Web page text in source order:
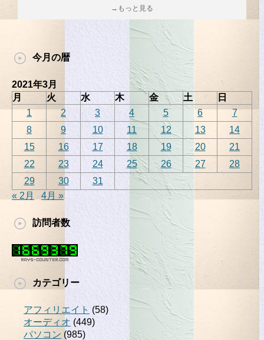
→もっと見る
今月の暦
2021年3月
月
火 水 木 金 土
日
1
2 3 4 5 6
7
8
9 10 11 12 13
14
15
16 17 18 19 20
21
22
23 24 25 26 27
28
29
30
31
« 2月
4月 »
訪問者数
カテゴリー
アフィリエイト (58)
オーディオ (449)
パソコン (985)